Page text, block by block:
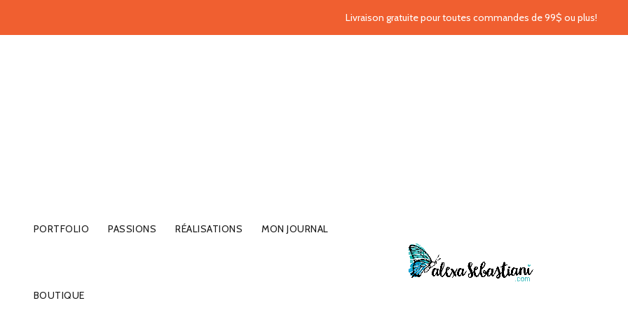
PORTFOLIO PASSIONS RÉALISATIONS MON JOURNAL
BOUTIQUE
Livraison gratuite pour toutes commandes de 99$ ou plus!